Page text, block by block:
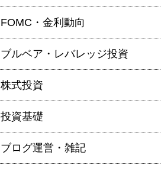
FOMC・金利動向
ブルベア・レバレッジ投資
株式投資
投資基礎
ブログ運営・雑記